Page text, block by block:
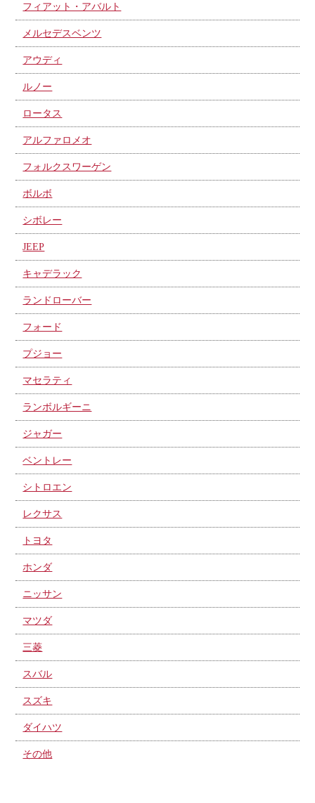
フィアット・アバルト
メルセデスベンツ
アウディ
ルノー
ロータス
アルファロメオ
フォルクスワーゲン
ボルボ
シボレー
JEEP
キャデラック
ランドローバー
フォード
プジョー
マセラティ
ランボルギーニ
ジャガー
ベントレー
シトロエン
レクサス
トヨタ
ホンダ
ニッサン
マツダ
三菱
スバル
スズキ
ダイハツ
その他